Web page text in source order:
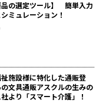
品の選定ツール】 簡単入力
ミュレーション！
祉施設様に特化した通販登
文具通販アスクルの生みの
より「スマート介護」！